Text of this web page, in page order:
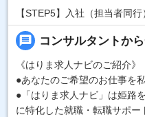
【STEP5】入社（担当者同行
message コンサルタントか
《はりま求人ナビのご紹介》
●あなたのご希望のお仕事を
●「はりま求人ナビ」は姫路
に特化した就職・転職サポー